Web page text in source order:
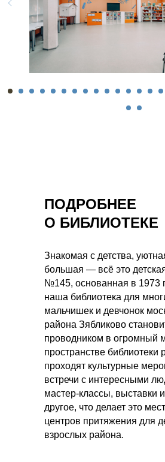
Знакомая с детства,
большая — всё это
№145, основанная в 1973
наша библиотека для
мальчишек и девчонок
района Зябликово
проводником в огромный
пространстве библиотеки
проходят культурные
встречи с интересными
мастер-классы, выставки
другое, что делает это
центров притяжения для
взрослых района.
ПОДРОБНЕЕ
О БИБЛИОТЕКЕ